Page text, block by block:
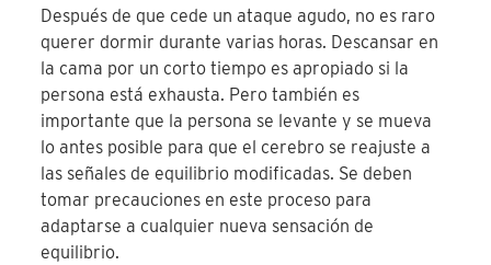
Después de que cede un ataque agudo, no es raro
querer dormir durante varias horas. Descansar en
la cama por un corto tiempo es apropiado si la
persona está exhausta. Pero también es
importante que la persona se levante y se mueva
lo antes posible para que el cerebro se reajuste a
las señales de equilibrio modificadas. Se deben
tomar precauciones en este proceso para
adaptarse a cualquier nueva sensación de
equilibrio.